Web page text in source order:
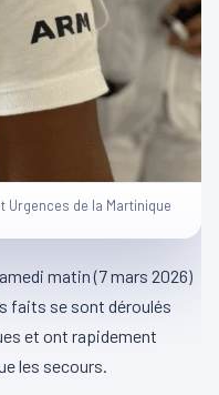
Urgences de la Martinique
matin (7 mars 2026)
faits se sont déroulés
et ont rapidement
les secours.